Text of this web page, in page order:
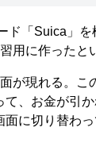
「Suica」を
用に作ったと
が現れる。こ
、お金が引
に切り替わ